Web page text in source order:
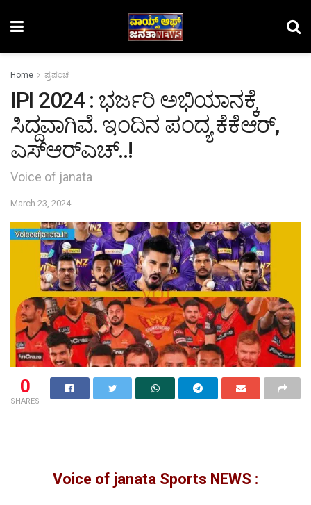
Home ಪ್ರಪಂಚ
IPl 2024 : ಭರ್ಜರಿ ಅಭಿಯಾನಕ್ಕೆ
ಸಿದ್ದವಾಗಿವೆ. ಇಂದಿನ ಪಂದ್ಯ ಕೆಕೆಆರ್​,
ಎಸ್​ಆರ್​ಎಚ್..! ​
Voice of janata
March 23, 2024
0
SHARES
Voice of janata Sports NEWS :